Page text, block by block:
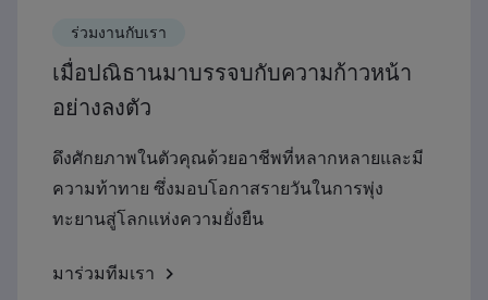
ร่วมงานกับเรา
เมื่อปณิธานมาบรรจบกับความก้าวหน้า
อย่างลงตัว
ดึงศักยภาพในตัวคุณด้วยอาชีพที่หลากหลายและมี
ความท้าทาย ซึ่งมอบโอกาสรายวันในการพุ่ง
ทะยานสู่โลกแห่งความยั่งยืน
มาร่วมทีมเรา